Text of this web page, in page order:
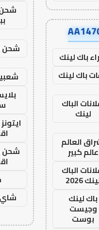
باك لينك
باك لينك
الباك
لينك
العالم
عالم كبير
الباك
2026
باك لينك
وجيست
بوست
شحن
شحن